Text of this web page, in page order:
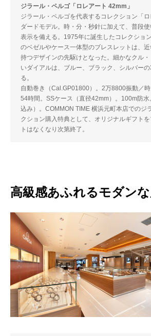
ジラール・ペルゴ「ロレアート 42mm」
ジラール・ペルゴを代表するコレクション「
ダードモデル。時・分・秒針に加えて、普段
表示を備える。1975年に誕生したコレクショ
のベゼルやケース一体型のブレスレットは、近
持つデザインの先駆けとなった。細かなクル
いダイアルは、ブルー、ブラック、シルバー
る。
自動巻き（Cal.GP01800）。2万8800振動／
54時間。SSケース（直径42mm）。100m防
込み）。COMMON TIME 横浜元町本店でのジ
クション購入特典として、オリジナルギフト
トはなくなり次第終了。
高級感あふれるモダン